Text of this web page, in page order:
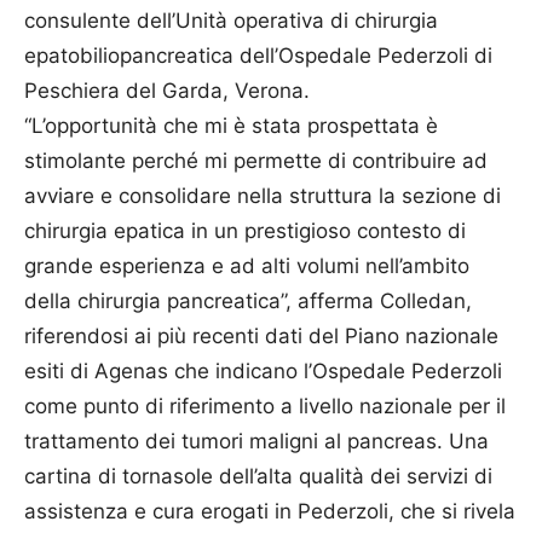
consulente dell’Unità operativa di chirurgia
epatobiliopancreatica dell’Ospedale Pederzoli di
Peschiera del Garda, Verona.
“L’opportunità che mi è stata prospettata è
stimolante perché mi permette di contribuire ad
avviare e consolidare nella struttura la sezione di
chirurgia epatica in un prestigioso contesto di
grande esperienza e ad alti volumi nell’ambito
della chirurgia pancreatica”, afferma Colledan,
riferendosi ai più recenti dati del Piano nazionale
esiti di Agenas che indicano l’Ospedale Pederzoli
come punto di riferimento a livello nazionale per il
trattamento dei tumori maligni al pancreas. Una
cartina di tornasole dell’alta qualità dei servizi di
assistenza e cura erogati in Pederzoli, che si rivela